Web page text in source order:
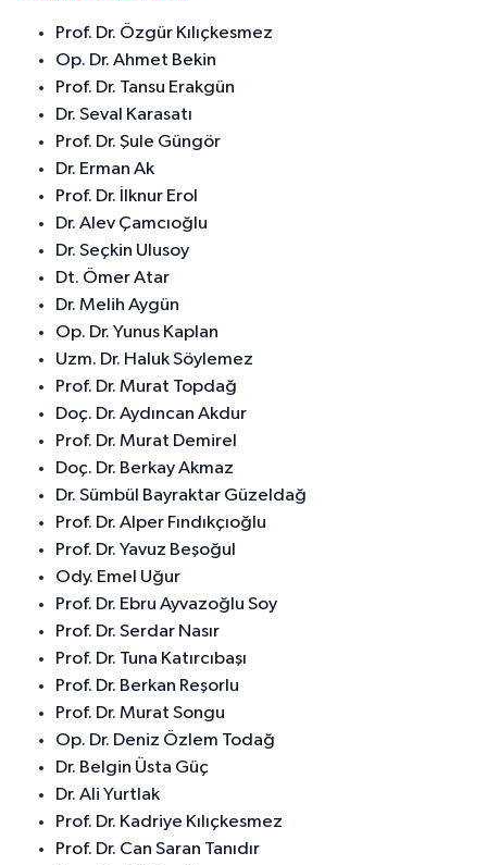
Prof. Dr. Özgür Kılıçkesmez
Op. Dr. Ahmet Bekin
Prof. Dr. Tansu Erakgün
Dr. Seval Karasatı
Prof. Dr. Şule Güngör
Dr. Erman Ak
Prof. Dr. İlknur Erol
Dr. Alev Çamcıoğlu
Dr. Seçkin Ulusoy
Dt. Ömer Atar
Dr. Melih Aygün
Op. Dr. Yunus Kaplan
Uzm. Dr. Haluk Söylemez
Prof. Dr. Murat Topdağ
Doç. Dr. Aydıncan Akdur
Prof. Dr. Murat Demirel
Doç. Dr. Berkay Akmaz
Dr. Sümbül Bayraktar Güzeldağ
Prof. Dr. Alper Fındıkçıoğlu
Prof. Dr. Yavuz Beşoğul
Ody. Emel Uğur
Prof. Dr. Ebru Ayvazoğlu Soy
Prof. Dr. Serdar Nasır
Prof. Dr. Tuna Katırcıbaşı
Prof. Dr. Berkan Reşorlu
Prof. Dr. Murat Songu
Op. Dr. Deniz Özlem Todağ
Dr. Belgin Üsta Güç
Dr. Ali Yurtlak
Prof. Dr. Kadriye Kılıçkesmez
Prof. Dr. Can Saran Tanıdır